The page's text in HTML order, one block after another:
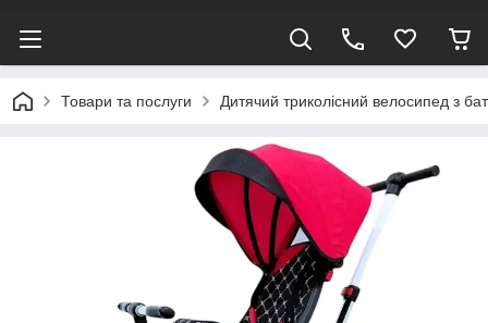
Товари та послуги Дитячий триколісний велосипед з